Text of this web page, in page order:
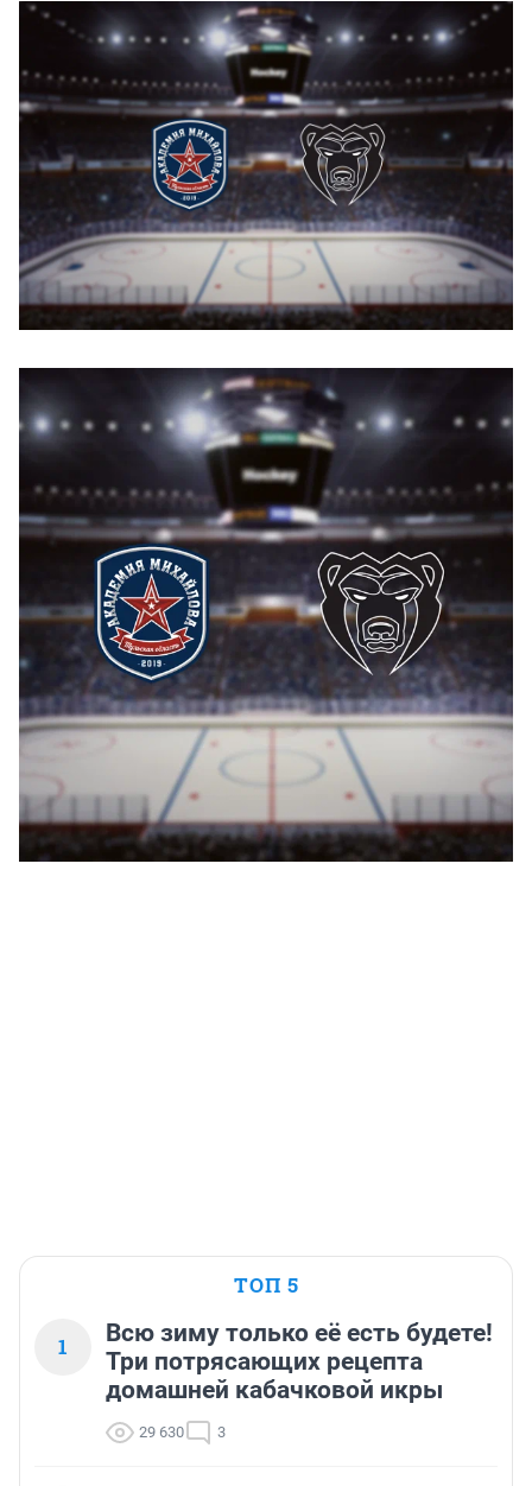
ТОП 5
1
Всю зиму только её есть будете!
Три потрясающих рецепта
домашней кабачковой икры
29 630 3